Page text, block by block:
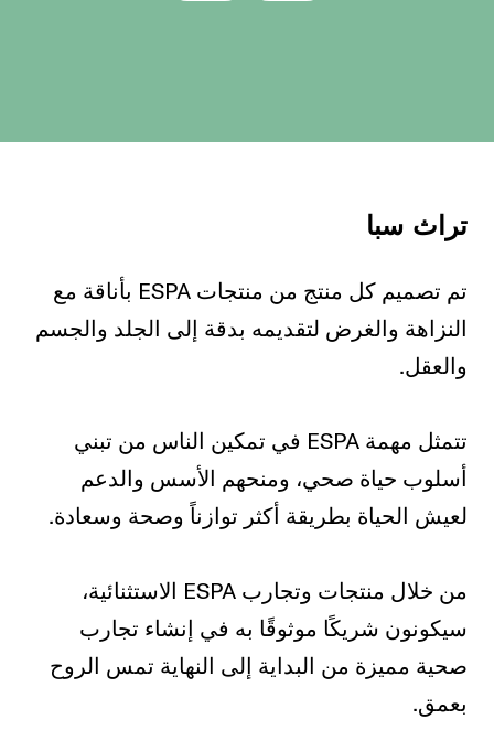
تراث سبا
تم تصميم كل منتج من منتجات ESPA بأناقة مع
النزاهة والغرض لتقديمه بدقة إلى الجلد والجسم
والعقل.
تتمثل مهمة ESPA في تمكين الناس من تبني
أسلوب حياة صحي، ومنحهم الأسس والدعم
لعيش الحياة بطريقة أكثر توازناً وصحة وسعادة.
من خلال منتجات وتجارب ESPA الاستثنائية،
سيكونون شريكًا موثوقًا به في إنشاء تجارب
صحية مميزة من البداية إلى النهاية تمس الروح
بعمق.